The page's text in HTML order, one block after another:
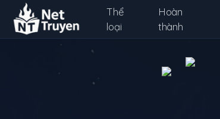
Thể
loại
Hoàn
thành